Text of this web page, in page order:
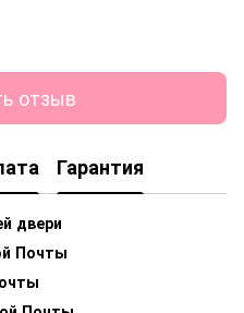
отзыв
Гарантия
двери
Почты